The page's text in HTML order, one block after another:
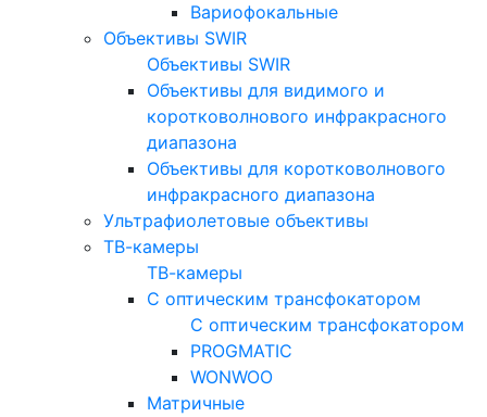
Вариофокальные
Объективы SWIR
Объективы SWIR
Объективы для видимого и
коротковолнового инфракрасного
диапазона
Объективы для коротковолнового
инфракрасного диапазона
Ультрафиолетовые объективы
ТВ-камеры
ТВ-камеры
С оптическим трансфокатором
С оптическим трансфокатором
PROGMATIC
WONWOO
Матричные